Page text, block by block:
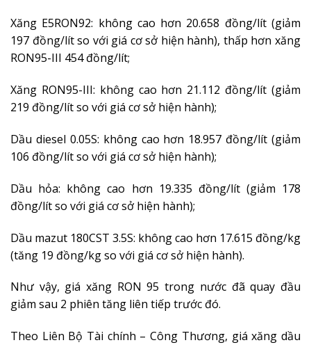
Xăng E5RON92: không cao hơn 20.658 đồng/lít (giảm
197 đồng/lít so với giá cơ sở hiện hành), thấp hơn xăng
RON95-III 454 đồng/lít;
Xăng RON95-III: không cao hơn 21.112 đồng/lít (giảm
219 đồng/lít so với giá cơ sở hiện hành);
Dầu diesel 0.05S: không cao hơn 18.957 đồng/lít (giảm
106 đồng/lít so với giá cơ sở hiện hành);
Dầu hỏa: không cao hơn 19.335 đồng/lít (giảm 178
đồng/lít so với giá cơ sở hiện hành);
Dầu mazut 180CST 3.5S: không cao hơn 17.615 đồng/kg
(tăng 19 đồng/kg so với giá cơ sở hiện hành).
Như vậy, giá xăng RON 95 trong nước đã quay đầu
giảm sau 2 phiên tăng liên tiếp trước đó.
Theo Liên Bộ Tài chính – Công Thương, giá xăng dầu